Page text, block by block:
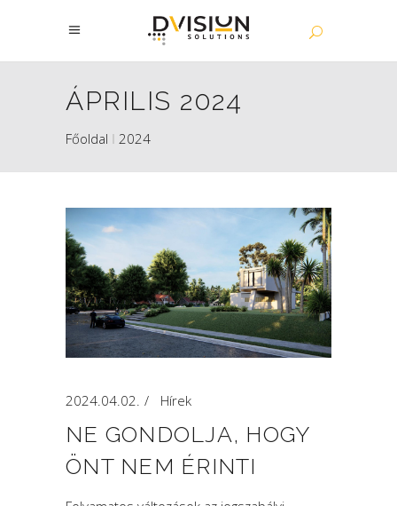
ÁPRILIS 2024
Főoldal 2024
2024.04.02. Hírek
NE GONDOLJA, HOGY
ÖNT NEM ÉRINTI